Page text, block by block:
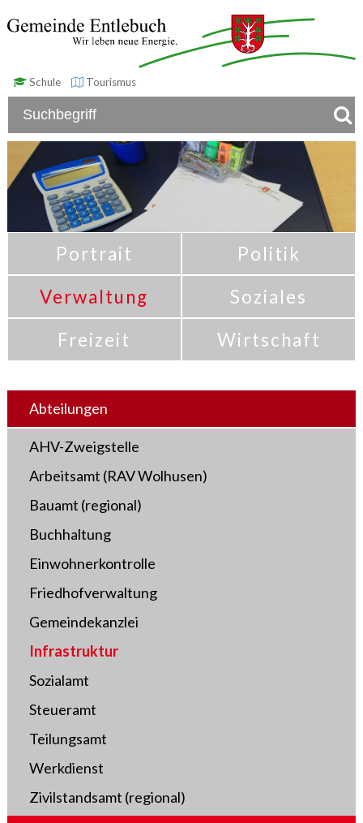
Schule Tourismus
Portrait
Politik
Verwaltung
Soziales
Freizeit
Wirtschaft
Abteilungen
AHV-Zweigstelle
Arbeitsamt (RAV Wolhusen)
Bauamt (regional)
Buchhaltung
Einwohnerkontrolle
Friedhofverwaltung
Gemeindekanzlei
Infrastruktur
Sozialamt
Steueramt
Teilungsamt
Werkdienst
Zivilstandsamt (regional)